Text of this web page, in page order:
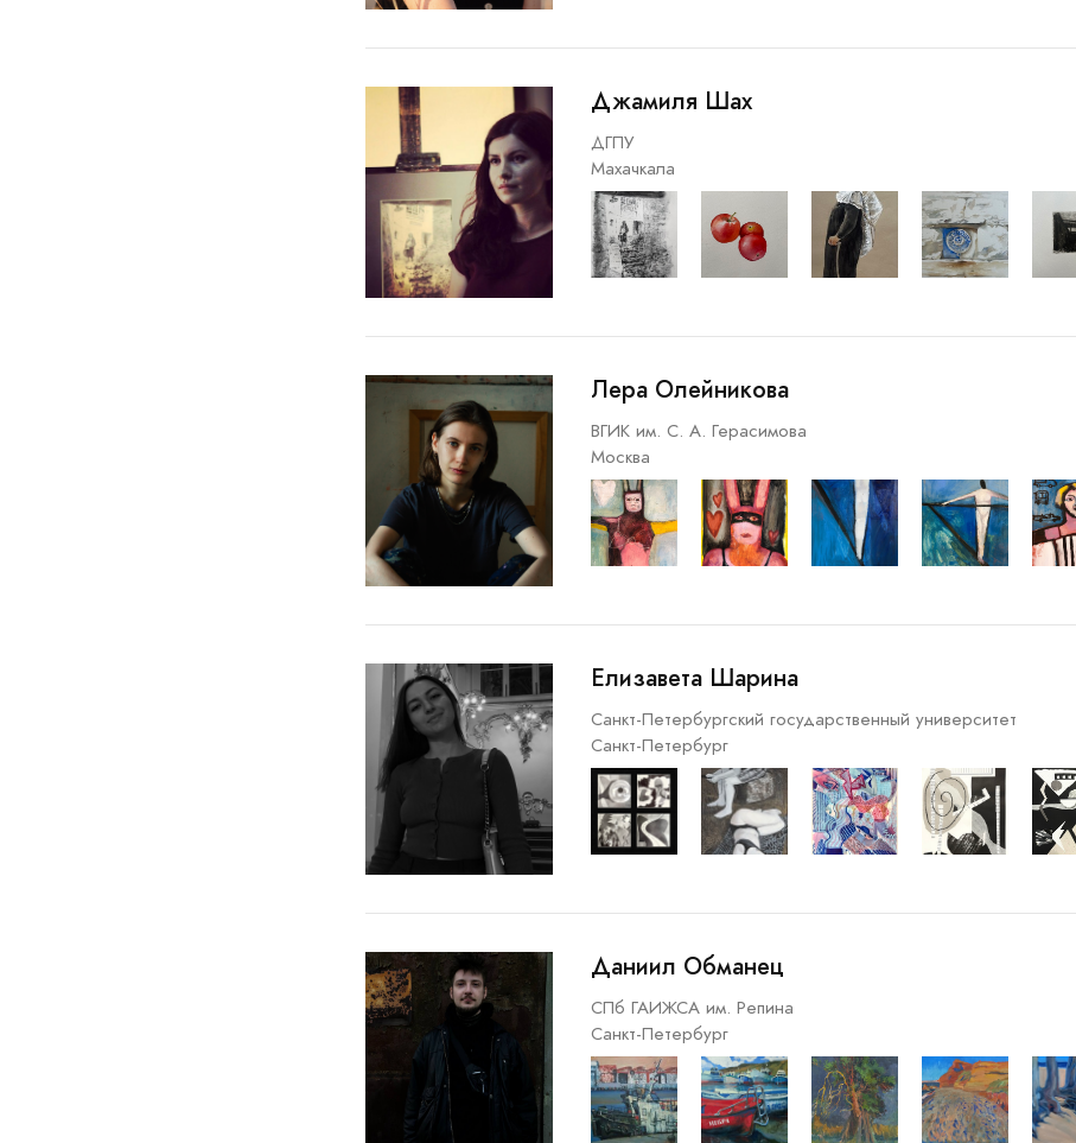
Джамиля Шах
ДГПУ
Махачкала
Лера Олейникова
ВГИК им. С. А. Герасимова
Москва
Елизавета Шарина
Санкт-Петербургский государственный университет
Санкт-Петербург
Даниил Обманец
СПб ГАИЖСА им. Репина
Санкт-Петербург